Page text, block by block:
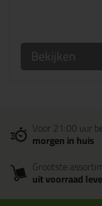
Bekijken
Voor 21:00 uur
morgen in huis
Grootste
uit voorraad